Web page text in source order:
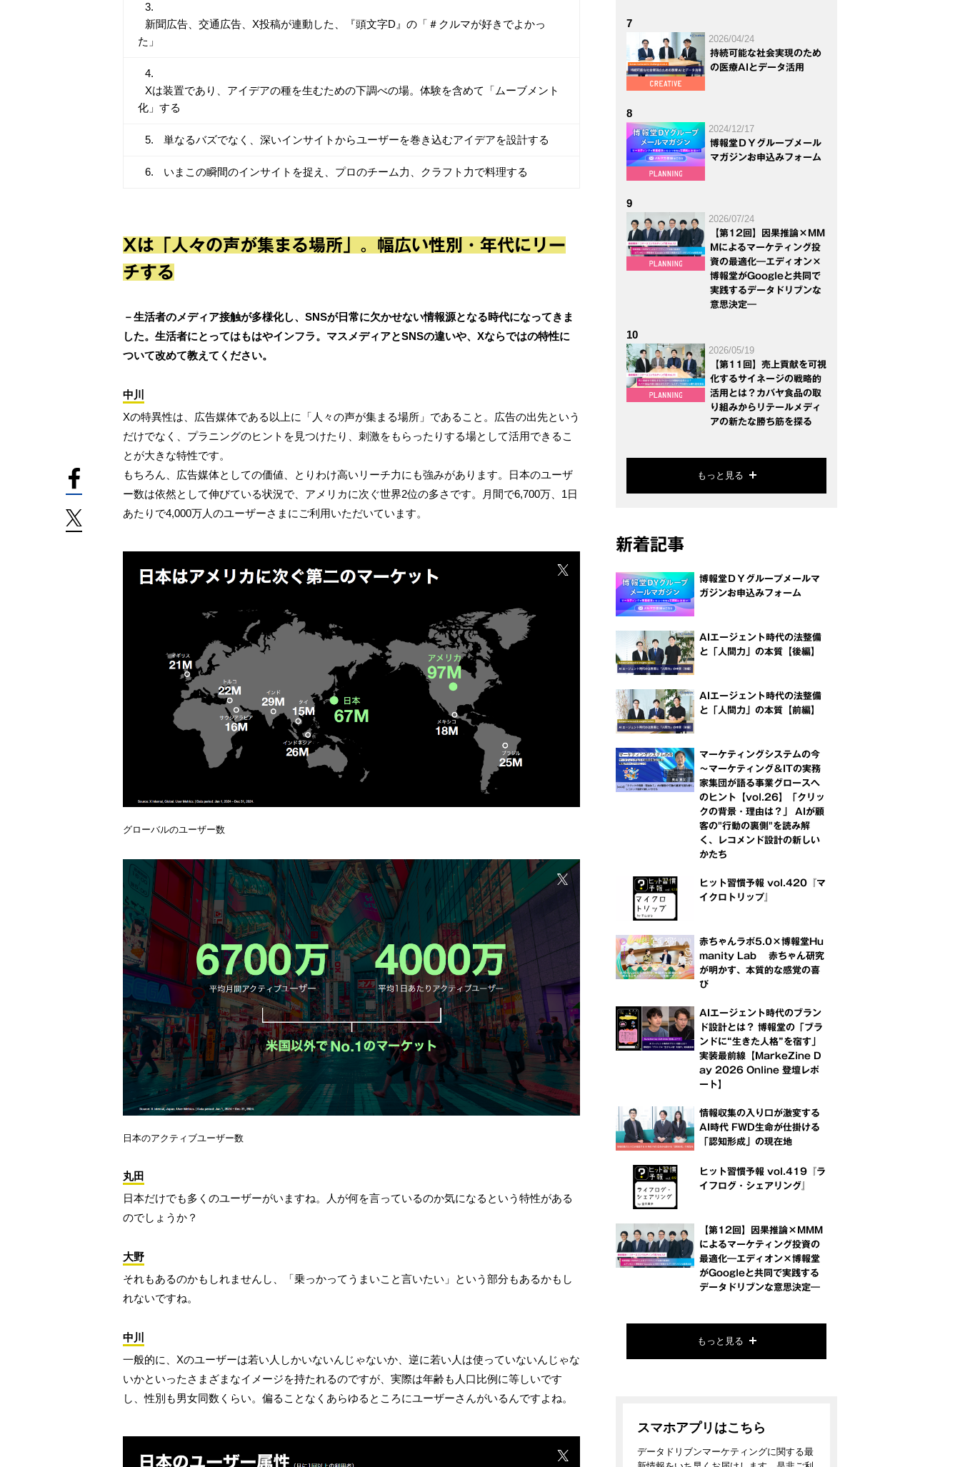
新聞広告、交通広告、X投稿が連動した、『頭文字D』の「＃クルマが好きでよかっ
た」
Xは装置であり、アイデアの種を生むための下調べの場。体験を含めて「ムーブメント
化」する
単なるバズでなく、深いインサイトからユーザーを巻き込むアイデアを設計する
いまこの瞬間のインサイトを捉え、プロのチーム力、クラフト力で料理する
Xは「人々の声が集まる場所」。幅広い性別・年代にリー
チする
－生活者のメディア接触が多様化し、SNSが日常に欠かせない情報源となる時代になってきま
した。生活者にとってはもはやインフラ。マスメディアとSNSの違いや、Xならではの特性に
ついて改めて教えてください。
中川
Xの特異性は、広告媒体である以上に「人々の声が集まる場所」であること。広告の出先という
だけでなく、プラニングのヒントを見つけたり、刺激をもらったりする場として活用できるこ
とが大きな特性です。
もちろん、広告媒体としての価値、とりわけ高いリーチ力にも強みがあります。日本のユーザ
ー数は依然として伸びている状況で、アメリカに次ぐ世界2位の多さです。月間で6,700万、1日
あたりで4,000万人のユーザーさまにご利用いただいています。
グローバルのユーザー数
日本のアクティブユーザー数
丸田
日本だけでも多くのユーザーがいますね。人が何を言っているのか気になるという特性がある
のでしょうか？
大野
それもあるのかもしれませんし、「乗っかってうまいこと言いたい」という部分もあるかもし
れないですね。
中川
一般的に、Xのユーザーは若い人しかいないんじゃないか、逆に若い人は使っていないんじゃな
いかといったさまざまなイメージを持たれるのですが、実際は年齢も人口比例に等しいです
し、性別も男女同数くらい。偏ることなくあらゆるところにユーザーさんがいるんですよね。
7
2026/04/24
持続可能な社会実現のため
の医療AIとデータ活用
8
2024/12/17
博報堂ＤＹグループメール
マガジンお申込みフォーム
9
2026/07/24
【第12回】因果推論×MM
Mによるマーケティング投
資の最適化―エディオン×
博報堂がGoogleと共同で
実践するデータドリブンな
意思決定―
10
2026/05/19
【第11回】売上貢献を可視
化するサイネージの戦略的
活用とは？カバヤ食品の取
り組みからリテールメディ
アの新たな勝ち筋を探る
もっと見る
新着記事
博報堂ＤＹグループメールマ
ガジンお申込みフォーム
AIエージェント時代の法整備
と「人間力」の本質【後編】
AIエージェント時代の法整備
と「人間力」の本質【前編】
マーケティングシステムの今
～マーケティング＆ITの実務
家集団が語る事業グロースへ
のヒント【vol.26】「クリッ
クの背景・理由は？」 AIが顧
客の"行動の裏側"を読み解
く、レコメンド設計の新しい
かたち
ヒット習慣予報 vol.420『マ
イクロトリップ』
赤ちゃんラボ5.0×博報堂Hu
manity Lab 赤ちゃん研究
が明かす、本質的な感覚の喜
び
AIエージェント時代のブラン
ド設計とは？ 博報堂の「ブラ
ンドに“生きた人格”を宿す」
実装最前線【MarkeZine D
ay 2026 Online 登壇レポ
ート】
情報収集の入り口が激変する
AI時代 FWD生命が仕掛ける
「認知形成」の現在地
ヒット習慣予報 vol.419『ラ
イフログ・シェアリング』
【第12回】因果推論×MMM
によるマーケティング投資の
最適化―エディオン×博報堂
がGoogleと共同で実践する
データドリブンな意思決定―
もっと見る
スマホアプリはこちら
データドリブンマーケティングに関する最